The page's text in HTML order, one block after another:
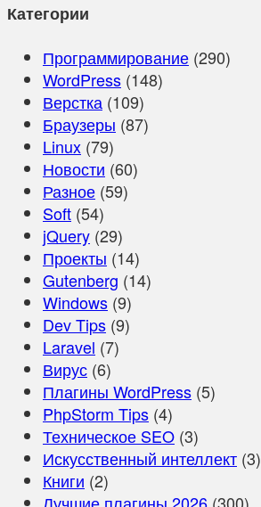
Категории
Программирование (290)
WordPress (148)
Верстка (109)
Браузеры (87)
Linux (79)
Новости (60)
Разное (59)
Soft (54)
jQuery (29)
Проекты (14)
Gutenberg (14)
Windows (9)
Dev Tips (9)
Laravel (7)
Вирус (6)
Плагины WordPress (5)
PhpStorm Tips (4)
Техническое SEO (3)
Искусственный интеллект (3)
Книги (2)